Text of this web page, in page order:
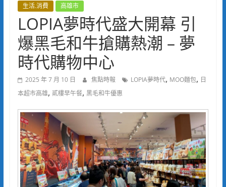
生活.消費 高雄市
LOPIA夢時代盛大開幕 引
爆黑毛和牛搶購熱潮 – 夢
時代購物中心
2025 年 7 月 10 日 焦點時報 LOPIA夢時代, MOO麵包, 日
本超市高雄, 貳樓早午餐, 黑毛和牛優惠